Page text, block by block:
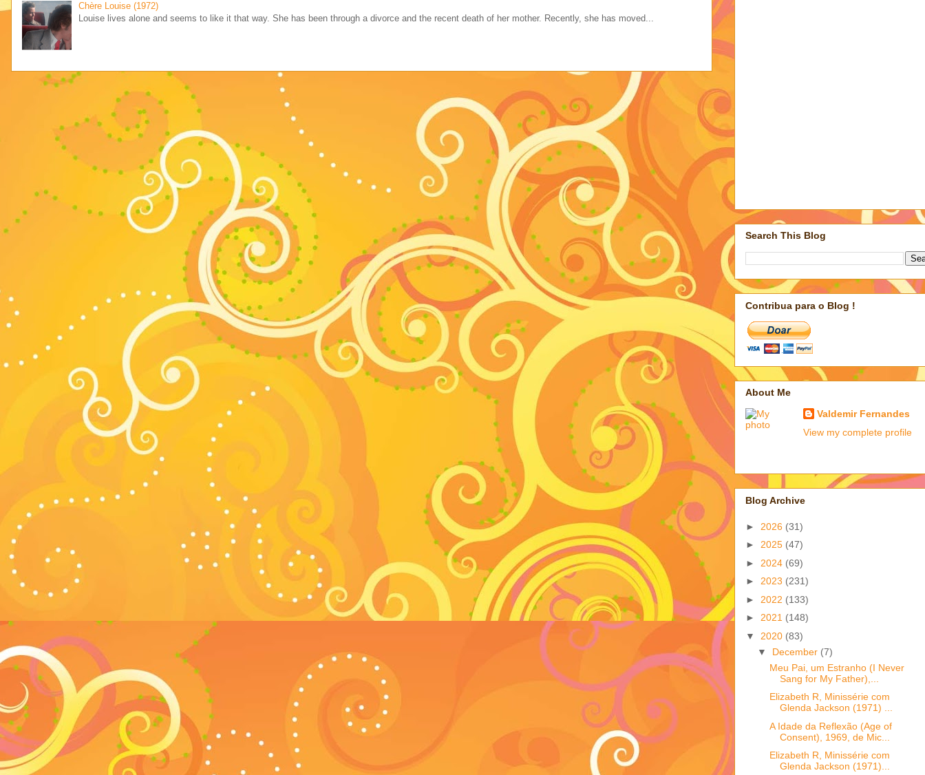
Chère Louise (1972)
Louise lives alone and seems to like it that way. She has been through a divorce and the recent death of her mother. Recently, she has moved...
Search This Blog
Contribua para o Blog !
About Me
Valdemir Fernandes
View my complete profile
Blog Archive
► 2026 (31)
► 2025 (47)
► 2024 (69)
► 2023 (231)
► 2022 (133)
► 2021 (148)
▼ 2020 (83)
▼ December (7)
Meu Pai, um Estranho (I Never
Sang for My Father),...
Elizabeth R, Minissérie com
Glenda Jackson (1971) ...
A Idade da Reflexão (Age of
Consent), 1969, de Mic...
Elizabeth R, Minissérie com
Glenda Jackson (1971)...